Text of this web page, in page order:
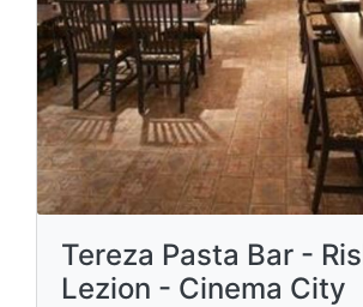
Tereza Pasta Bar -
Lezion - Cinema City